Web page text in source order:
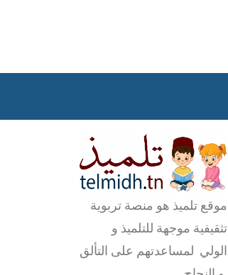
موقع تلميذ هو منصة تربوية
تثقيفية موجهة للتلميذ و
الولي لمساعدتهم على التألق